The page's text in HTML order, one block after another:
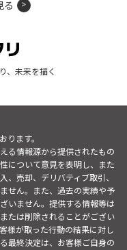
る
、未来を描く
ます。
る情報源から提供されたもの
について意見を表明し、また
、売却、デリバティブ取引、
せん。また、過去の実績や予
いません。提供する情報等は
たは削除されることがござい
様が取った行動の結果に対し
最終決定は、お客様ご自身の